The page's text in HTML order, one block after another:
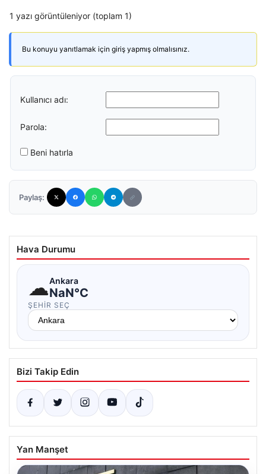
1 yazı görüntüleniyor (toplam 1)
Bu konuyu yanıtlamak için giriş yapmış olmalısınız.
Kullanıcı adı:
Parola:
Beni hatırla
Paylaş:
Hava Durumu
☁Ankara
NaN°C
ŞEHIR SEÇ
Bizi Takip Edin
Yan Manşet